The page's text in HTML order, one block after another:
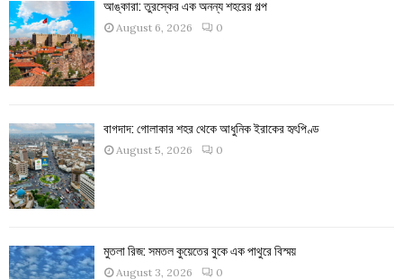
আঙ্কারা: তুরস্কের এক অনন্য শহরের গল্প
August 6, 2026 0
বাগদাদ: গোলাকার শহর থেকে আধুনিক ইরাকের হৃৎপিণ্ড
August 5, 2026 0
মুতলা রিজ: সমতল কুয়েতের বুকে এক পাথুরে বিস্ময়
August 3, 2026 0